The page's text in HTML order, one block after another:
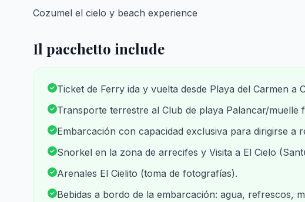
Cozumel el cielo y beach experience
Il pacchetto include
Ticket de Ferry ida y vuelta desde Playa del Carmen a
Transporte terrestre al Club de playa Palancar/muelle
Embarcación con capacidad exclusiva para dirigirse a
Snorkel en la zona de arrecifes y Visita a El Cielo
Arenales El Cielito (toma de fotografías).
Bebidas a bordo de la embarcación: agua, refrescos,